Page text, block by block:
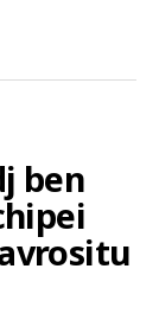
ben